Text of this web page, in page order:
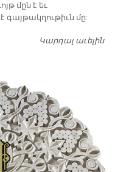
մըն է եւ
գայթակղութիւն մը:
Կարդալ աւելին